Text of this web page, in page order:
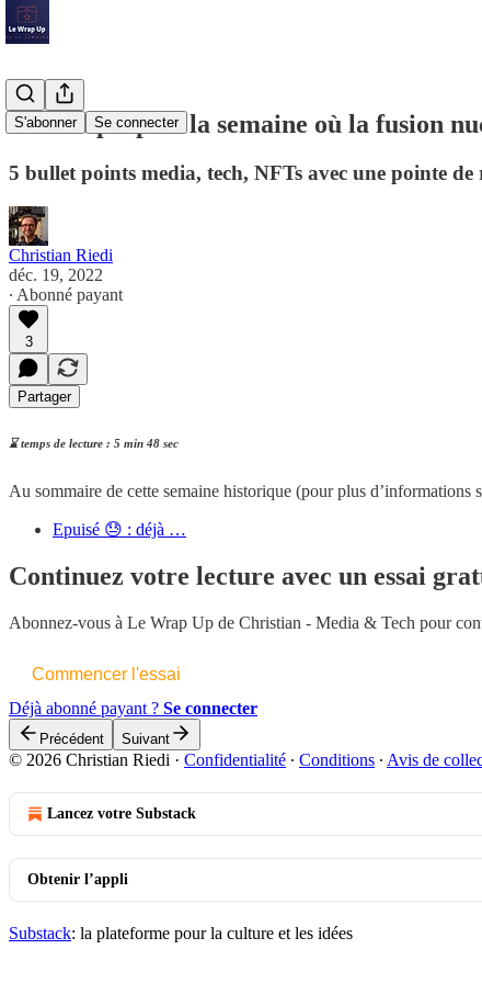
S'abonner Se connecter
Le Wrap Up de la semaine où la fusion
5 bullet points media, tech, NFTs avec une pointe
Christian Riedi
déc. 19, 2022
∙ Abonné payant
3
Partager
⌛️ temps de lecture : 5 min 48 sec
Au sommaire de cette semaine historique (pour plus
Epuisé 😓 : déjà …
Continuez votre lecture avec un essai
Abonnez-vous à Le Wrap Up de Christian - Media & Tech pour
Commencer l'essai
Déjà abonné payant ? Se connecter
Précédent Suivant
© 2026 Christian Riedi · Confidentialité ∙ Conditions ∙ Avis de
Lancez votre Substack
Obtenir l’appli
Substack: la plateforme pour la culture et les idées